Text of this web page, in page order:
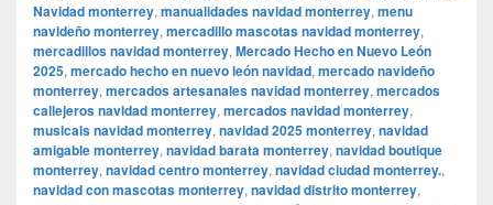
Navidad monterrey, manualidades navidad monterrey, menu
navideño monterrey, mercadillo mascotas navidad monterrey,
mercadillos navidad monterrey, Mercado Hecho en Nuevo León
2025, mercado hecho en nuevo león navidad, mercado navideño
monterrey, mercados artesanales navidad monterrey, mercados
callejeros navidad monterrey, mercados navidad monterrey,
musicals navidad monterrey, navidad 2025 monterrey, navidad
amigable monterrey, navidad barata monterrey, navidad boutique
monterrey, navidad centro monterrey, navidad ciudad monterrey.,
navidad con mascotas monterrey, navidad distrito monterrey,